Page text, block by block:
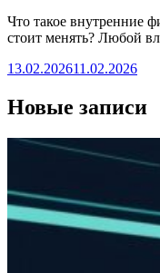
Что такое внутренние
стоит менять? Любой
13.02.202611.02.2026
Новые записи